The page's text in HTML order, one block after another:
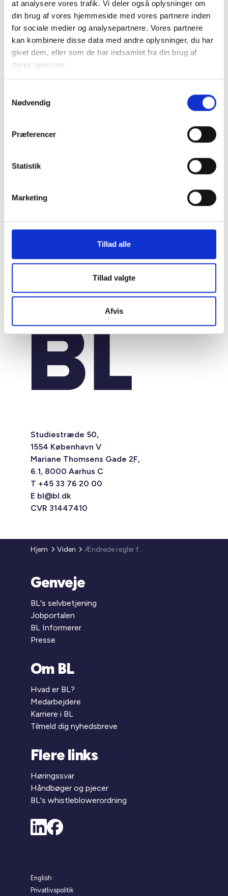
at analysere vores trafik. Vi deler også oplysninger om
din brug af vores hjemmeside med vores partnere inden
for sociale medier og analysepartnere. Vores partnere
kan kombinere disse data med andre oplysninger, du har
givet dem, eller som de har indsamlet fra din brug af
deres tjenester.
Nødvendig
Præferencer
Statistik
Marketing
Tillad alle
Tillad valgte
Afvis
ejendomme skal være klar senest 1. januar
2027
08. juni 2026
BL INFORMERER
08. juni 2026
BL INFORMERER
plejeboliger
Studiestræde 50,
1554 København V
Mariane Thomsens Gade 2F,
6.1, 8000 Aarhus C
T +45 33 76 20 00
E bl@bl.dk
CVR 31447410
Hjem Viden Ændrede regler for behandling af sager ved Voldgiftsnævnet forbygge- og anlægsvirksomhed
Genveje
BL's selvbetjening
Jobportalen
BL Informerer
Presse
Om BL
Hvad er BL?
Medarbejdere
Karriere i BL
Tilmeld dig nyhedsbreve
Flere links
Høringssvar
Håndbøger og pjecer
BL's whistleblowerordning
English
Privatlivspolitik